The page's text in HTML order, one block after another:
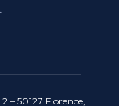
– 50127 Florence,